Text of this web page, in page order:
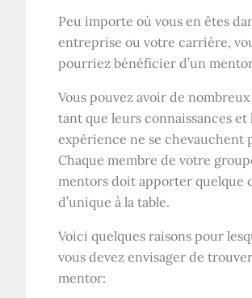
Peu importe où vous en êtes
entreprise ou votre carrière,
pourriez bénéficier d’un
Vous pouvez avoir de
tant que leurs connaissances et
expérience ne se chevauchent
Chaque membre de votre
mentors doit apporter quelque
d’unique à la table.
Voici quelques raisons pour
vous devez envisager de
mentor: